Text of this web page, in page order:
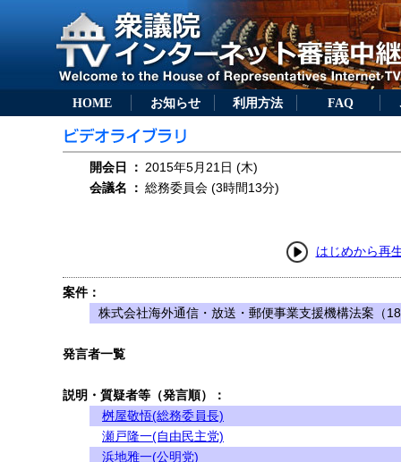
HOME お知らせ 利用方法 FAQ
開会日 ： 2015年5月21日 (木)
会議名
： 総務委員会 (3時間13分)
はじめから再
案件：
株式会社海外通信・放送・郵便事業支援機構法案（
発言者一覧
説明・質疑者等（発言順）：
桝屋敬悟(総務委員長)
瀬戸隆一(自由民主党)
浜地雅一(公明党)